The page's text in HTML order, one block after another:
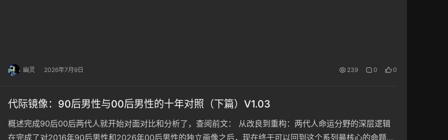
幽灵 2026年7月9日 239 0 0
代际镜像：90后男性与00后男性的十年对照（下篇）V1.03
概述完成90后00后两代人就开始对面对比和分析了，查阅前文： 从改良到重构：两代人命运分野的深层逻辑
在完成了对2016年90后男性和2026年00后男性的独立画像之后，现在终于可以回到这个系列最核心的命题：